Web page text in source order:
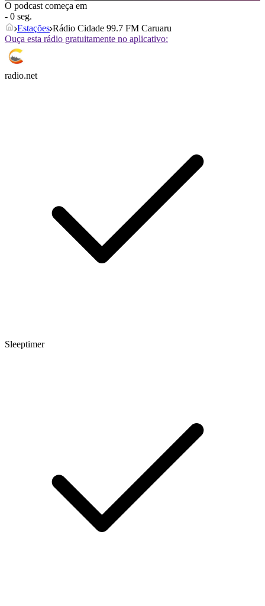
O podcast começa em
- 0 seg.
Estações Rádio Cidade 99.7 FM Caruaru
Ouça esta rádio gratuitamente no aplicativo:
radio.net
Sleeptimer